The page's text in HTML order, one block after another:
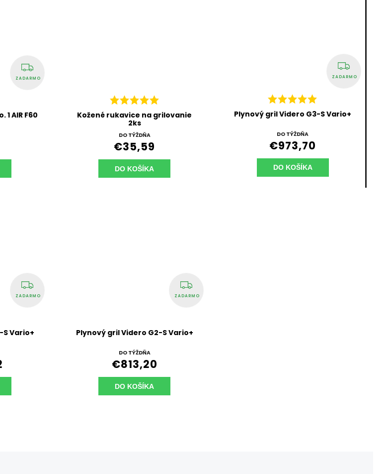
ZADARMO
AIR F60
Kožené rukavice na grilovanie
2ks
DO TÝŽDŇA
€35,59
DO KOŠÍKA
ZADARMO
Plynový gril Videro G3-S Vario+
DO TÝŽDŇA
€973,70
DO KOŠÍKA
ZADARMO
Vario+
ZADARMO
Plynový gril Videro G2-S Vario+
DO TÝŽDŇA
€813,20
DO KOŠÍKA